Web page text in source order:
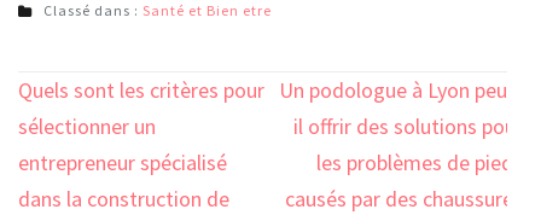
Classé dans : Santé et Bien etre
Navigation
de
l’article
Quels sont les critères pour
sélectionner un
entrepreneur spécialisé
dans la construction de
Un podologue à Lyon peut-
il offrir des solutions pour
les problèmes de pieds
causés par des chaussures